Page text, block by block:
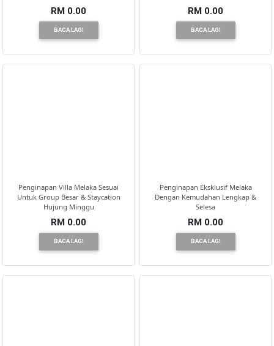
RM 0.00
BACA LAGI
RM 0.00
BACA LAGI
Penginapan Villa Melaka Sesuai
Untuk Group Besar & Staycation
Hujung Minggu
RM 0.00
BACA LAGI
Penginapan Eksklusif Melaka
Dengan Kemudahan Lengkap &
Selesa
RM 0.00
BACA LAGI